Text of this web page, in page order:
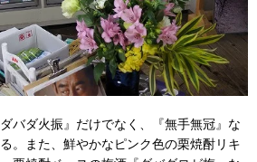
バダ火振』だけでなく、『無手無冠』な
。また、鮮やかなピンク色の栗焼酎リキ